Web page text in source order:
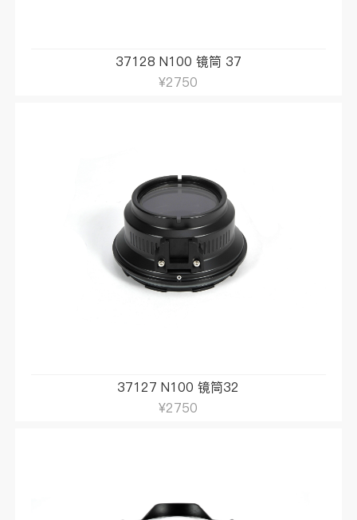
37128 N100 镜筒 37
¥2750
37127 N100 镜筒32
¥2750